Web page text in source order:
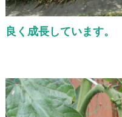
良く成長しています。